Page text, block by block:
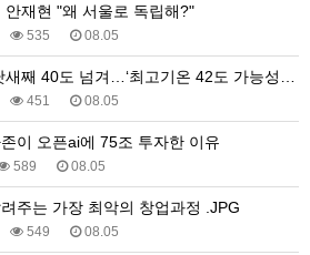
안재현 "왜 서울로 독립해?"
535 08.05
새째 40도 넘겨…‘최고기온 42도 가능성…
451 08.05
이 오픈ai에 75조 투자한 이유
589 08.05
주는 가장 최악의 창업과정 .JPG
549 08.05